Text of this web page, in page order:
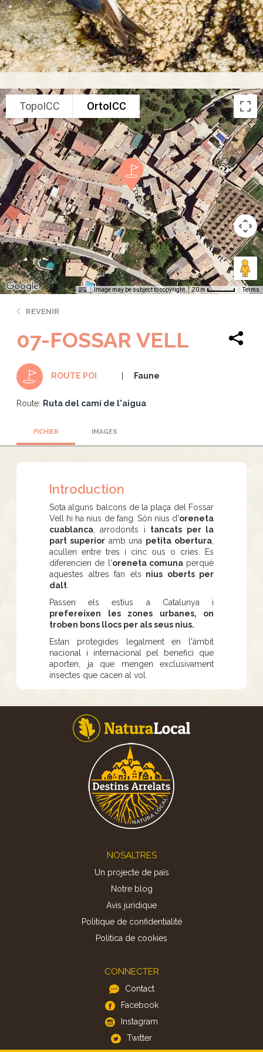
TopoICC OrtoICC
Image may be subject to copyright 20 m Terms
REVENIR
07-FOSSAR VELL
ROUTE POI Faune
Route: Ruta del camí de l'aigua
FICHIER IMAGES
Introduction
Sota alguns balcons de la plaça del Fossar
Vell hi ha nius de fang. Són nius d'oreneta
cuablanca , arrodonits i tancats per la
part superioramb una petita obertura
acullen entre tres i cinc ous o cries. Es
diferencien de l'oreneta comunaperquè
aquestes altres fan els nius oberts per
dalt
Passen els estius a Catalunya i
prefereixen les zones urbanes, on
troben bons llocs per als seus nius.
Estan protegides legalment en l'àmbit
nacional i internacional pel benefici que
aporten, ja que mengen exclusivament
insectes que cacen al vol.
NOSALTRES
Un projecte de país
Notre blog
Avis juridique
Politique de confidentialité
Politica de cookies
CONNECTER
Contact
Facebook
Instagram
Twitter